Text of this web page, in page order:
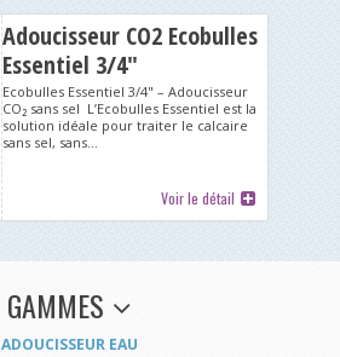
Adoucisseur CO2 Ecobulles
Essentiel 3/4"
Ecobulles Essentiel 3/4" – Adoucisseur
CO₂ sans sel L’Ecobulles Essentiel est la
solution idéale pour traiter le calcaire
sans sel, sans...
Voir le détail
GAMMES
ADOUCISSEUR EAU